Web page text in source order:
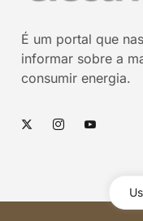
É um portal que
informar sobre a
consumir energia.